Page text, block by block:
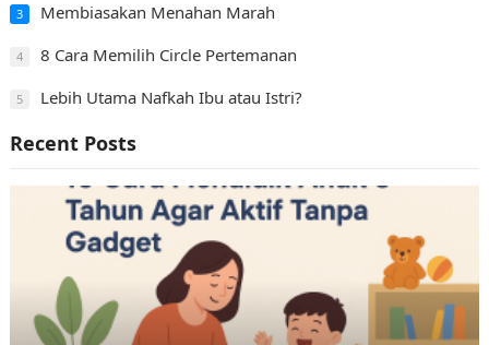
3 Membiasakan Menahan Marah
4 8 Cara Memilih Circle Pertemanan
5 Lebih Utama Nafkah Ibu atau Istri?
Recent Posts